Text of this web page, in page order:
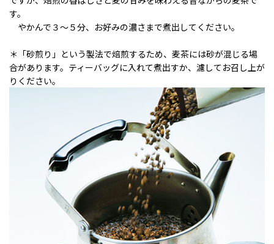
す。
やかんで３～５分、お好みの濃さまで煮出してください。
＊「砂煎り」という製法で焙煎するため、麦茶には砂が混じる場
合があります。ティーバッグに入れて煮出すか、濾してお召し上が
りください。